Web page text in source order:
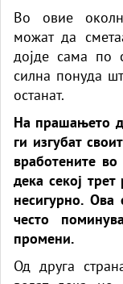
Во овие
можат да
дојде сама по
силна понуда
останат.
На прашањето
ги изгубат
вработените
дека секој
несигурно. Ова
често
промени.
Од друга